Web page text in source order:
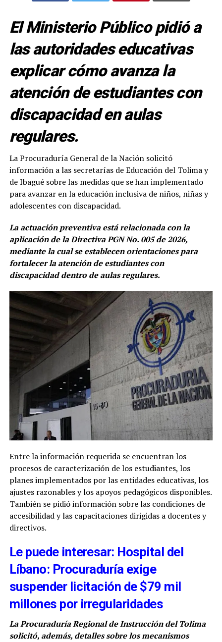
El Ministerio Público pidió a
las autoridades educativas
explicar cómo avanza la
atención de estudiantes con
discapacidad en aulas
regulares.
La Procuraduría General de la Nación solicitó
información a las secretarías de Educación del Tolima y
de Ibagué sobre las medidas que se han implementado
para avanzar en la educación inclusiva de niños, niñas y
adolescentes con discapacidad.
La actuación preventiva está relacionada con la
aplicación de la Directiva PGN No. 005 de 2026,
mediante la cual se establecen orientaciones para
fortalecer la atención de estudiantes con
discapacidad dentro de aulas regulares.
Entre la información requerida se encuentran los
procesos de caracterización de los estudiantes, los
planes implementados por las entidades educativas, los
ajustes razonables y los apoyos pedagógicos disponibles.
También se pidió información sobre las condiciones de
accesibilidad y las capacitaciones dirigidas a docentes y
directivos.
Le puede interesar: Hospital del
Líbano: Procuraduría exige
suspender licitación de $79 mil
millones por irregularidades
La Procuraduría Regional de Instrucción del Tolima
solicitó, además, detalles sobre los mecanismos